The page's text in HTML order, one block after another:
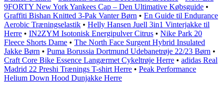
9FORTY New York Yankees Cap – Den Ultimative Købsguide •
Graffiti Bishan Knitted 3-Pak Vanter Børn • En Guide til Endurance
Aerobic Træningselastik • Helly Hansen Juell 3in1 Vinterjakke til
Herre • IN2ZYM Isotonisk Energipulver Citrus • Nike Park 20
Fleece Shorts Dame • The North Face Surgent Hybrid Insulated
Jakke Børn • Puma Borussia Dortmund Udebanetrøje 22/23 Børn •
Craft Core Bike Essence Langærmet Cykeltrøje Herre • adidas Real
Madrid 22 Preshi Trænings T-shirt Herre • Peak Performance
Helium Down Hood Dunjakke Herre